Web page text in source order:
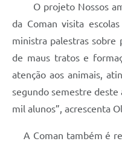
O projeto Nossos
da Coman visita
ministra palestras sobre
de maus tratos e
atenção aos animais,
segundo semestre
mil alunos”, acrescenta
A Coman também é